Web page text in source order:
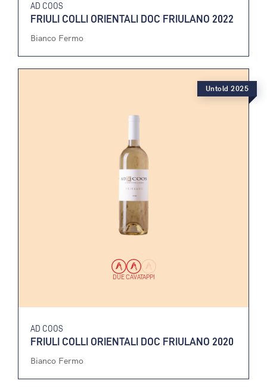
AD COOS
FRIULI COLLI ORIENTALI DOC FRIULANO 2022
Bianco Fermo
DUE CAVATAPPI
AD COOS
FRIULI COLLI ORIENTALI DOC FRIULANO 2020
Bianco Fermo
Untold 2025